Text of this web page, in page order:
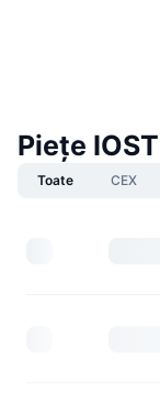
Piețe IOST
Toate CEX